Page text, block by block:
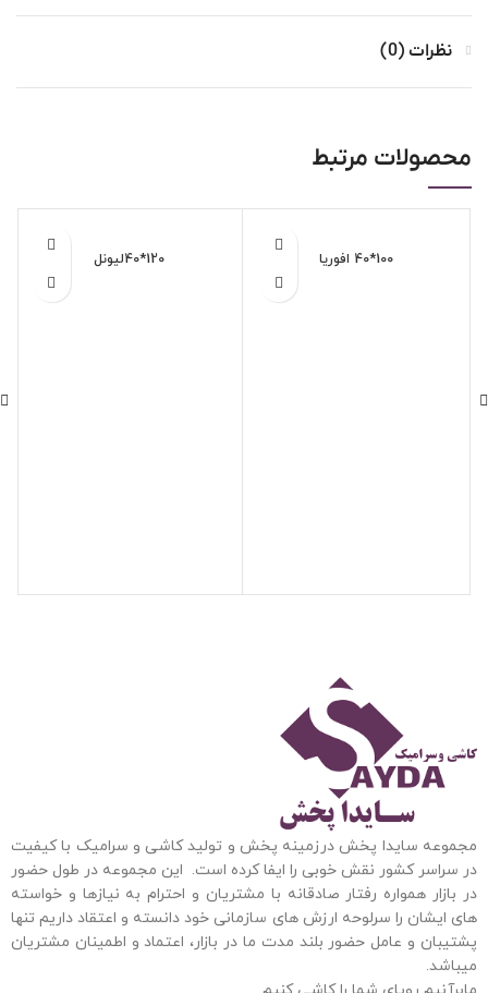
نظرات (0)
محصولات مرتبط
100*40 افوریا 120*40لیونل
مجموعه سایدا پخش درزمینه پخش و تولید کاشی و سرامیک با کیفیت
در سراسر کشور نقش خوبی را ایفا کرده است. این مجموعهدر طول حضور
در بازار همواره رفتار صادقانه با مشتریان و احترام به نیازها و خواسته
های ایشان را سرلوحه ارزش های سازمانی خود دانسته و اعتقاد داریم تنها
پشتیبان و عامل حضور بلند مدت ما در بازار، اعتماد و اطمینان مشتریان
میباشد.